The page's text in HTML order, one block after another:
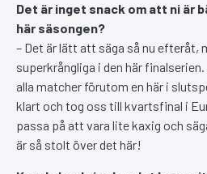
Det är inget snack om att ni är
här säsongen?
– Det är lätt att säga så nu efteråt,
superkrångliga i den här
alla matcher förutom en här i
klart och tog oss till kvartsfinal i
passa på att vara lite kaxig och
är så stolt över det här!